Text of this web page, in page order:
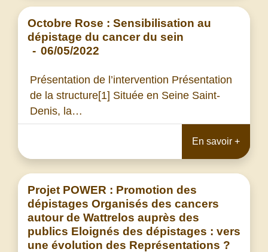
Octobre Rose : Sensibilisation au
dépistage du cancer du sein
- 06/05/2022
Présentation de l’intervention Présentation
de la structure[1] Située en Seine Saint-
Denis, la…
En savoir +
Projet POWER : Promotion des
dépistages Organisés des cancers
autour de Wattrelos auprès des
publics Eloignés des dépistages : vers
une évolution des Représentations ?